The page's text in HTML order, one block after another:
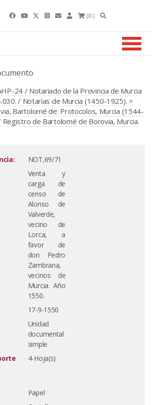
(0 )
24 / Notariado de la Provincia de Murcia
/ Notarías de Murcia (1450-1925). >
Bartolomé de: Protocolos, Murcia (1544-
Registro de Bartolomé de Borovia, Murcia.
NOT,69/71
Venta y
carga de
censo de
Alonso de
Valverde,
vecino de
Lorca, a
favor de
don Pedro
Zambrana,
vecinos de
Murcia. Año
1550.
17-9-1550
Unidad
documental
simple
4-Hoja(s)
Papel